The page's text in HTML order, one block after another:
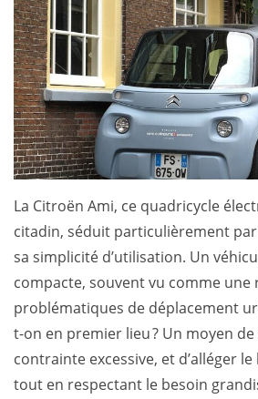
La Citroën Ami, ce quadricycle
citadin, séduit particulièrement
sa simplicité d’utilisation. Un
compacte, souvent vu comme une
problématiques de déplacement
t-on en premier lieu ? Un moyen
contrainte excessive, et d’alléger
tout en respectant le besoin